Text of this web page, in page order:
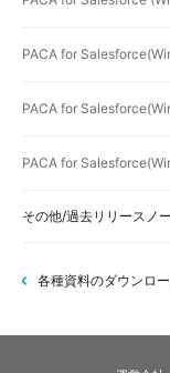
PACA for
PACA for
PACA for
その他/過去リリースノ
各種資料のダウンロ